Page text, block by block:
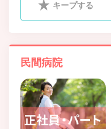
キープする
民間病院